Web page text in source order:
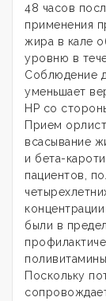
48 часов
применения
жира в кале
уровню в
Соблюдение
уменьшает
НР со
Прием
всасывание
и бета-
пациентов,
были в
Поскольку